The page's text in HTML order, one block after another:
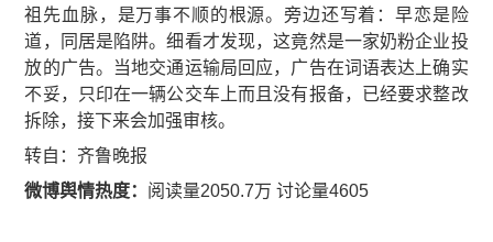
祖先血脉，是万事不顺的根源。旁边还写着：早恋是险
道，同居是陷阱。细看才发现，这竟然是一家奶粉企业投
放的广告。当地交通运输局回应，广告在词语表达上确实
不妥，只印在一辆公交车上而且没有报备，已经要求整改
拆除，接下来会加强审核。
​​转自：齐鲁晚报
微博舆情热度： 阅读量2050.7万 讨论量4605